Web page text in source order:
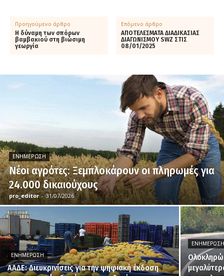
Προηγούμενο άρθρο
Η δύναμη των σπόρων
βαμβακιού στη βιώσιμη
γεωργία
Επόμενο άρθρο
ΑΠΟΤΕΛΕΣΜΑΤΑ ΔΙΑΔΙΚΑΣΙΑΣ
ΔΙΑΓΩΝΙΣΜΟΥ SWZ ΣΤΙΣ
08/01/2025
ΕΝΗΜΈΡΩΣΗ
Νέοι αγρότες: Ξεμπλοκάρουν οι πληρωμές για
24.000 δικαιούχους
pro_editor - 31/07/2026
ΕΝΗΜΈΡΩΣΗ
ΑΑΔΕ: Διευκρινίσεις για την ψηφιακή έκδοση